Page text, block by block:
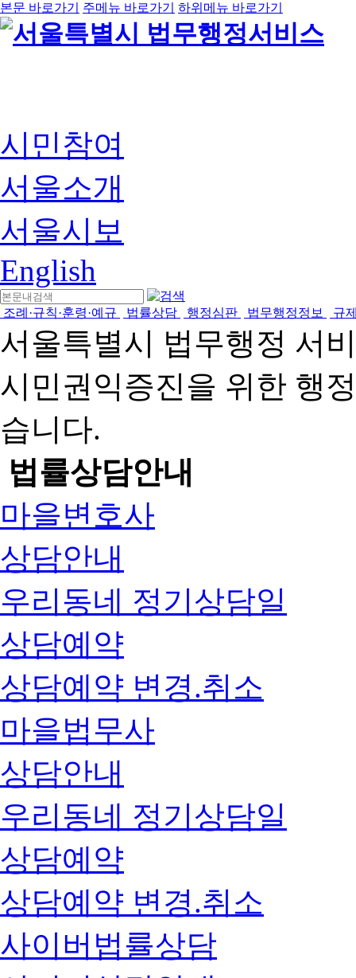
본문 바로가기 주메뉴 바로가기 하위메뉴 바로가기
시민참여
서울소개
서울시보
English
조례·규칙·훈령·예규 법률상담 행정심판 법무행정정보 규
서울특별시 법무행정 서
시민권익증진을 위한 행
습니다.
법률상담안내
마을변호사
상담안내
우리동네 정기상담일
상담예약
상담예약 변경.취소
마을법무사
상담안내
우리동네 정기상담일
상담예약
상담예약 변경.취소
사이버법률상담